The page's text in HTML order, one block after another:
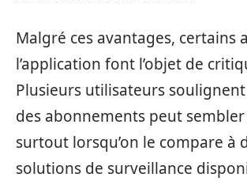
Malgré ces avantages, certains
l’application font l’objet de
Plusieurs utilisateurs
des abonnements peut sembler
surtout lorsqu’on le compare à
solutions de surveillance